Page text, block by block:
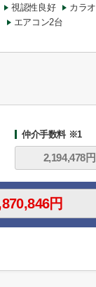
視認性良好
カラ
エアコン2台
仲介手数料 ※1